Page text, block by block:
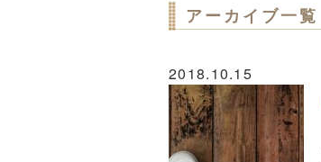
アーカイブ一覧
2018.10.15